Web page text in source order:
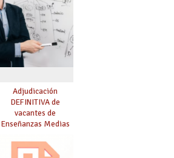
Adjudicación
DEFINITIVA de
vacantes de
Enseñanzas Medias